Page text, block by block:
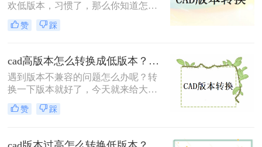
欢低版本，习惯了，那么你知道怎么
高版本的cad如何转换成低版本的吗？
今天我们来谈谈如何cad版本转换器，
你的朋友，希望能帮助到大家哦。
赞 踩
cad高版本怎么转换成低版本？推荐这三种方法给大家！
遇到版本不兼容的问题怎么办呢？转
换一下版本就好了，今天就来给大家
讲讲cad高版本怎么转换成低版本的事
项，工作中经常会遇到这样的问题，
最好的方法就是转换一下版本，那么
赞 踩